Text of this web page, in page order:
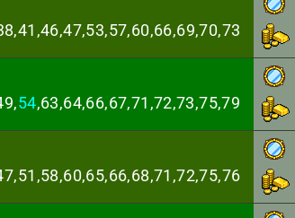
41,46,47,53,57,60,66,69,70,73
54,63,64,66,67,71,72,73,75,79
51,58,60,65,66,68,71,72,75,76